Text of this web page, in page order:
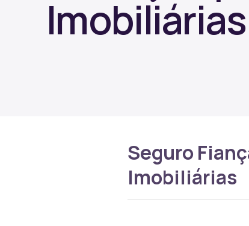
Imobiliárias
Seguro
Imobiliárias